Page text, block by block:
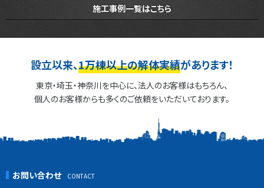
施工事例一覧はこちら
設立以来、1万棟以上の解体実績があります！
東京・埼玉・神奈川を中心に、法人のお客様はもちろん、
個人のお客様からも多くのご依頼をいただいております。
お問い合わせ